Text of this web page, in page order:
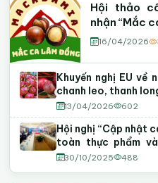
Hội thảo
nhận “Mắc
16/04/2026
Khuyến nghị EU về
chanh leo, thanh
13/04/2026 602
Hội nghị “Cập nhật
toàn thực phẩm
(SPS) trong Hiệp
30/10/2025 488